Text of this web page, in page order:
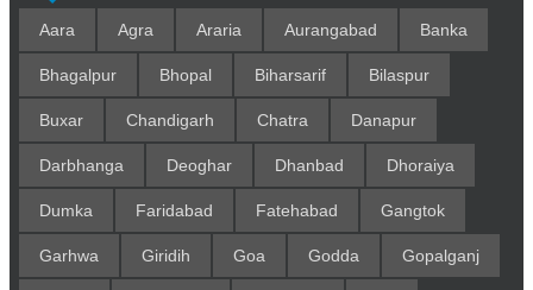
Aara Agra Araria Aurangabad Banka
Bhagalpur Bhopal Biharsarif Bilaspur
Buxar Chandigarh Chatra Danapur
Darbhanga Deoghar Dhanbad Dhoraiya
Dumka Faridabad Fatehabad Gangtok
Garhwa Giridih Goa Godda Gopalganj